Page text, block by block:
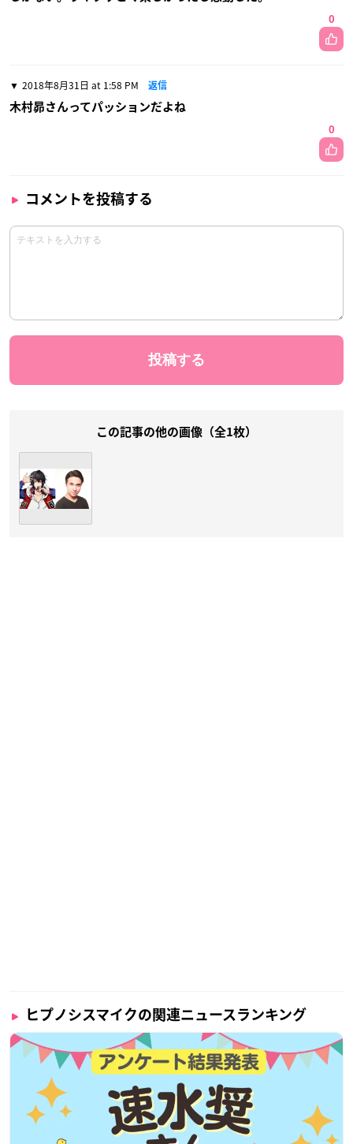
0
2018年8月31日 at 1:58 PM 返信
木村昴さんってパッションだよね
0
コメントを投稿する
この記事の他の画像（全1枚）
ヒプノシスマイクの関連ニュースランキング